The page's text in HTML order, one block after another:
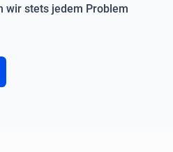
wir stets jedem Problem